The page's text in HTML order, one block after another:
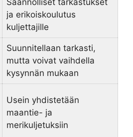
ja erikoiskoulutus
kuljettajille
Suunnitellaan tarkasti,
mutta voivat vaihdella
kysynnän mukaan
Usein yhdistetään
maantie- ja
merikuljetuksiin